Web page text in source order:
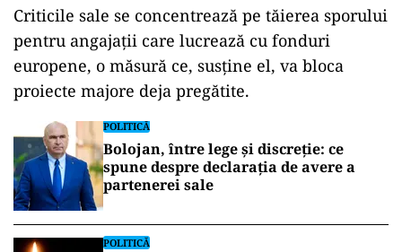
Criticile sale se concentrează pe tăierea sporului
pentru angajații care lucrează cu fonduri
europene, o măsură ce, susține el, va bloca
proiecte majore deja pregătite.
POLITICĂ
Bolojan, între lege și discreție: ce
spune despre declarația de avere a
partenerei sale
POLITICĂ